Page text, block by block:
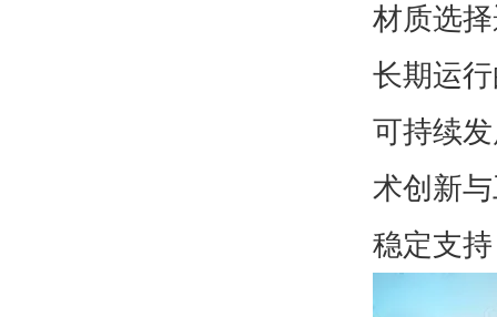
材质选
长期运
可持续
术创新
稳定支